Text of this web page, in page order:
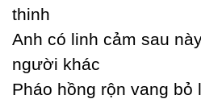
thinh
Anh có linh cảm sau
người khác
Pháo hồng rộn vang bỏ